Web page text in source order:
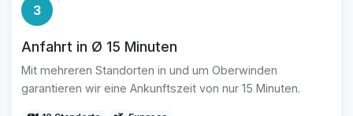
3
Anfahrt in Ø 15 Minuten
Mit mehreren Standorten in und um Oberwinden
garantieren wir eine Ankunftszeit von nur 15 Minuten.